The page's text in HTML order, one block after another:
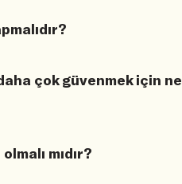
çok güvenmek için ne
mıdır?